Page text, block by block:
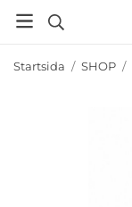
Startsida / SHOP /